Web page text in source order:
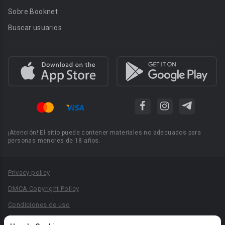
Sobre Booknet
Buscar usuarios
¡Atención! El sitio puede contener materiales no adecuados para
personas menores de 18 años.
Privacy policy
DMCA Copyright Policy
Condiciones de uso